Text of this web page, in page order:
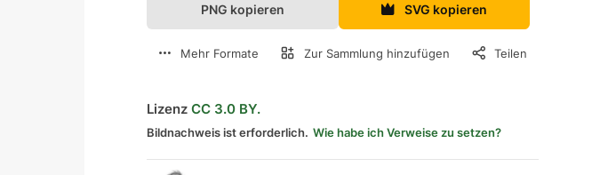
PNG kopieren SVG kopieren
Mehr Formate Zur Sammlung hinzufügen Teilen
Lizenz CC 3.0 BY.
Bildnachweis ist erforderlich. Wie habe ich Verweise zu setzen?